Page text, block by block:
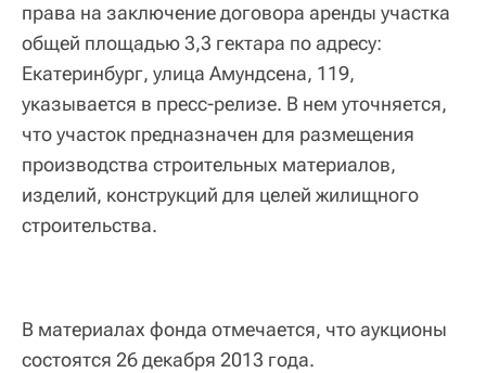
права на заключение договора аренды участка
общей площадью 3,3 гектара по адресу:
Екатеринбург, улица Амундсена, 119,
указывается в пресс-релизе. В нем уточняется,
что участок предназначен для размещения
производства строительных материалов,
изделий, конструкций для целей жилищного
строительства.
В материалах фонда отмечается, что аукционы
состоятся 26 декабря 2013 года.